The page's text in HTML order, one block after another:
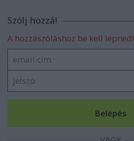
Szólj hozzá!
A hozzászóláshoz be kell lépned!